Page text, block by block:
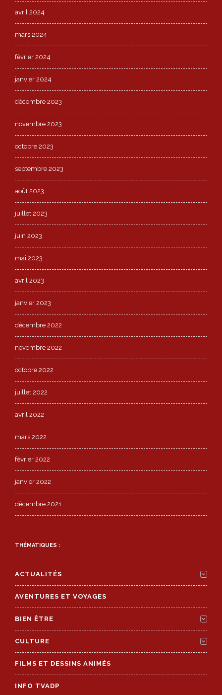
avril 2024
mars 2024
février 2024
janvier 2024
décembre 2023
novembre 2023
octobre 2023
septembre 2023
août 2023
juillet 2023
juin 2023
mai 2023
avril 2023
janvier 2023
décembre 2022
novembre 2022
octobre 2022
juillet 2022
avril 2022
mars 2022
février 2022
janvier 2022
décembre 2021
THÉMATIQUES :
ACTUALITÉS
AVENTURES ET VOYAGES
BIEN ÊTRE
CULTURE
FILMS ET DESSINS ANIMÉS
INFO TVADP